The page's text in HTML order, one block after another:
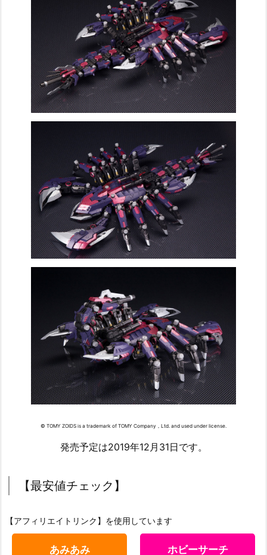
© TOMY ZOIDS is a trademark of TOMY Company，Ltd. and used under license.
発売予定は2019年12月31日です。
【最安値チェック】
【アフィリエイトリンク】を使用しています
あみあみ ホビーサーチ